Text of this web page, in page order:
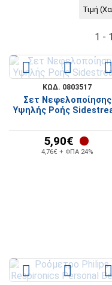
1 -
ΚΩΔ. 0803517
Σετ Νεφελοποίησης
Υψηλής Ροής
5,90€
4,76€ + ΦΠΑ 24%